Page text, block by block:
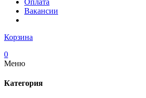
Оплата
Вакансии
Корзина
0
Меню
Категория